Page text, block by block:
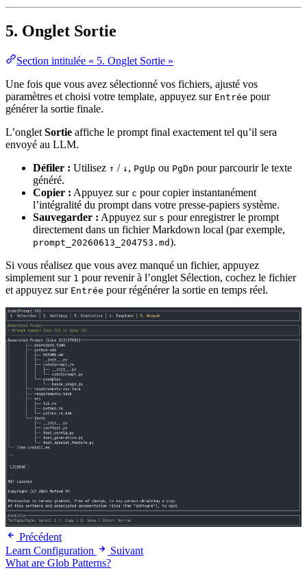
5. Onglet Sortie
Section intitulée « 5. Onglet Sortie »
Une fois que vous avez sélectionné vos fichiers, ajusté vos
paramètres et choisi votre template, appuyez sur Entrée pour
générer la sortie finale.
L’ongletSortie affiche le prompt final exactement tel qu’il sera
envoyé au LLM.
Défiler : Utilisez ↑ / ↓ , PgUp ou PgDn pour parcourir le texte
généré.
Copier : Appuyez sur c pour copier instantanément
l’intégralité du prompt dans votre presse-papiers système.
Sauvegarder : Appuyez sur s pour enregistrer le prompt
directement dans un fichier Markdown local (par exemple,
prompt_20260613_204753.md).
Si vous réalisez que vous avez manqué un fichier, appuyez
simplement sur 1 pour revenir à l’onglet Sélection, cochez le fichier
et appuyez sur Entrée pour régénérer la sortie en temps réel.
Précédent
Learn Configuration
Suivant
What are Glob Patterns?